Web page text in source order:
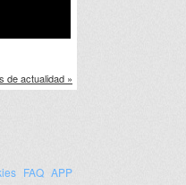
de actualidad »
FAQ APP